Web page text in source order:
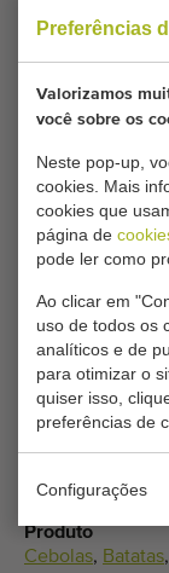
Preferências
Valorizamos
você sobre os
Neste pop-up,
cookies. Mais
cookies que
página de
pode ler como
Ao clicar em
uso de todos os
analíticos e de
para otimizar o
quiser isso,
preferências de
Configurações
Gostaria de ser
As suas
este
Tipo
Transportadores
Grisnich
Produto
Cebolas, Batatas,